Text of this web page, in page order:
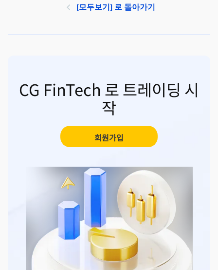
[모두보기] 로 돌아가기
CG FinTech 로 트레이딩 시
작
회원가입